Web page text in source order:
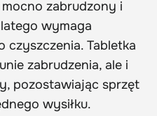
zabrudzony i
wymaga
czyszczenia. Tabletka
zabrudzenia, ale i
pozostawiając sprzęt
wysiłku.